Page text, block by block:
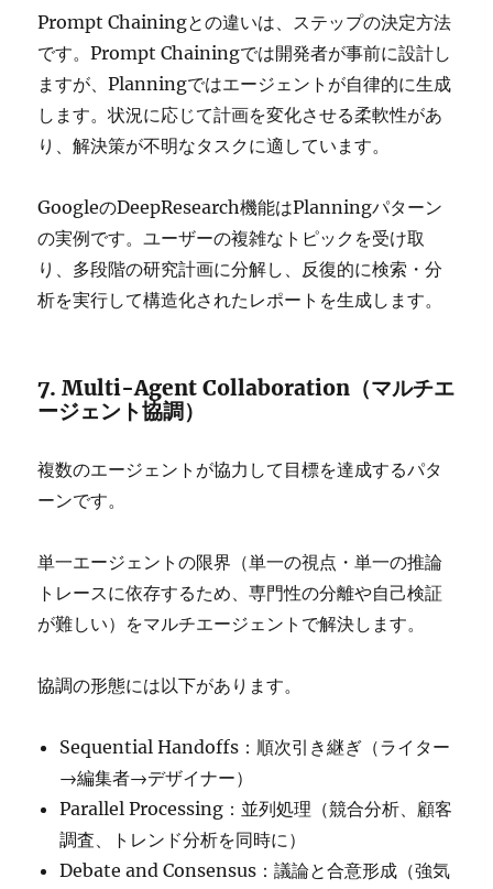
Prompt Chainingとの違いは、ステップの決定方法
です。Prompt Chainingでは開発者が事前に設計し
ますが、Planningではエージェントが自律的に生成
します。状況に応じて計画を変化させる柔軟性があ
り、解決策が不明なタスクに適しています。
GoogleのDeepResearch機能はPlanningパターン
の実例です。ユーザーの複雑なトピックを受け取
り、多段階の研究計画に分解し、反復的に検索・分
析を実行して構造化されたレポートを生成します。
7. Multi-Agent Collaboration（マルチエ
ージェント協調）
複数のエージェントが協力して目標を達成するパタ
ーンです。
単一エージェントの限界（単一の視点・単一の推論
トレースに依存するため、専門性の分離や自己検証
が難しい）をマルチエージェントで解決します。
協調の形態には以下があります。
Sequential Handoffs：順次引き継ぎ（ライター
→編集者→デザイナー）
Parallel Processing：並列処理（競合分析、顧客
調査、トレンド分析を同時に）
Debate and Consensus：議論と合意形成（強気